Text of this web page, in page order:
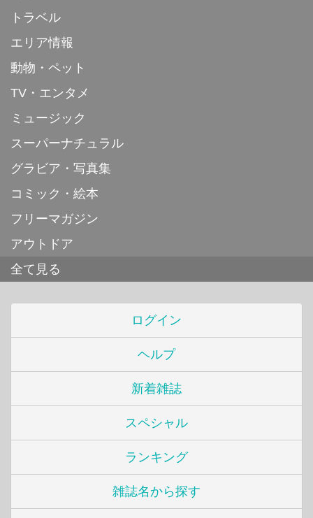
トラベル
エリア情報
動物・ペット
TV・エンタメ
ミュージック
スーパーナチュラル
グラビア・写真集
コミック・絵本
フリーマガジン
アウトドア
全て見る
ログイン
ヘルプ
新着雑誌
スペシャル
ランキング
雑誌名から探す